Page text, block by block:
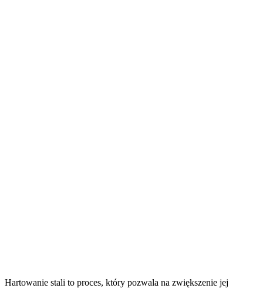
Hartowanie stali to proces, który pozwala na zwiększenie jej